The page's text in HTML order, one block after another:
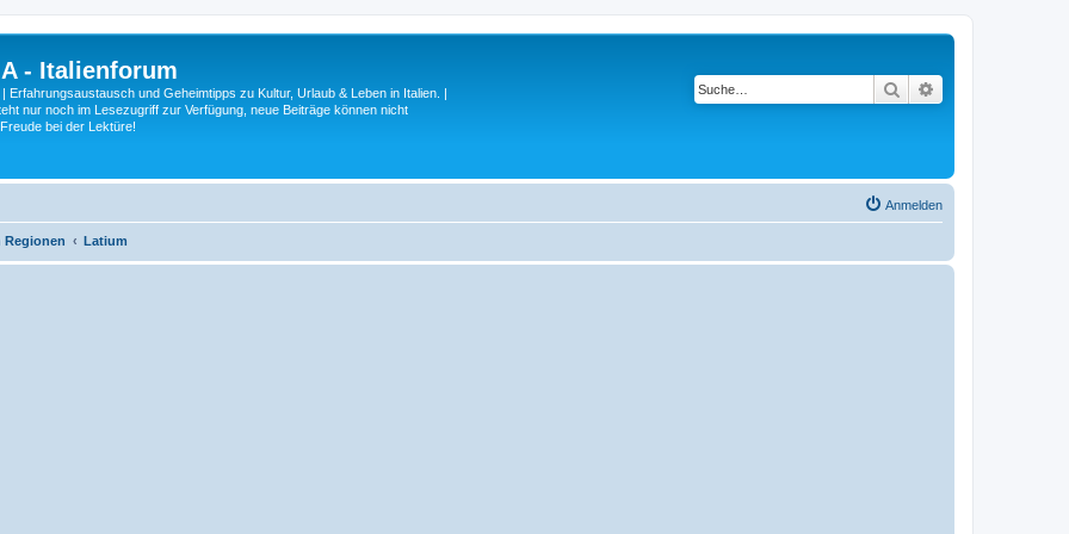
- Italienforum
Erfahrungsaustausch und Geheimtipps zu Kultur, Urlaub & Leben in Italien. |
nur noch im Lesezugriff zur Verfügung, neue Beiträge können nicht
bei der Lektüre!
Suche
Anmelden
Regionen Latium